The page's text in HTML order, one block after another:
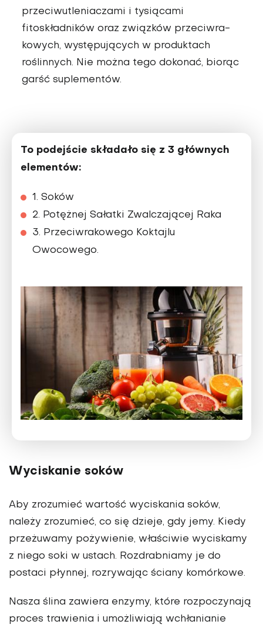
przeciwutleniaczami i ty­siącami
fitoskładników oraz związków przeciwra­
kowych, występujących w produktach
roślinnych. Nie można tego dokonać, biorąc
garść suplementów.
To podejście składało się z 3 głównych
elementów:
1. Soków
2. Potężnej Sałatki Zwalczającej Raka
3. Przeciwrakowego Koktajlu
Owocowego.
Wyciskanie soków
Aby zrozumieć wartość wyciskania soków,
należy zrozu­mieć, co się dzieje, gdy jemy. Kiedy
przeżuwamy pożywienie, właściwie wyciskamy
z niego soki w ustach. Rozdrabnia­my je do
postaci płynnej, rozrywając ściany komórkowe.
Nasza ślina zawiera enzymy, które rozpoczynają
proces trawienia i umożliwiają wchłanianie